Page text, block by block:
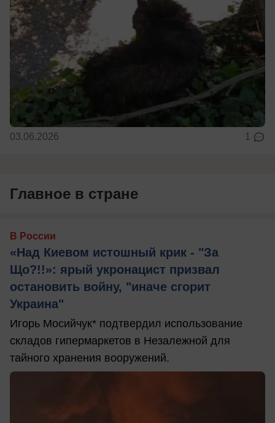
03.06.2026 1
Главное в стране
В России
«Над Киевом истошный крик - "За
Що?!!»: ярый укронацист призвал
остановить войну, "иначе сгорит
Украина"
Игорь Мосийчук* подтвердил использование
складов гипермаркетов в Незалежной для
тайного хранения вооружений.